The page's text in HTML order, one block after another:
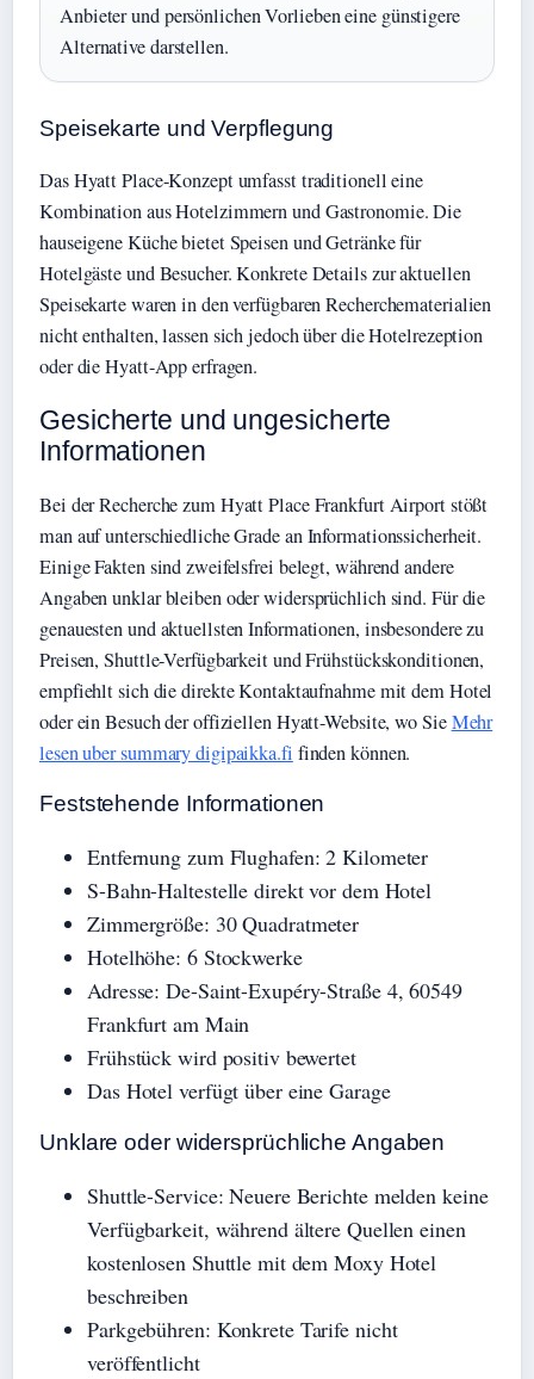
Anbieter und persönlichen Vorlieben eine günstigere
Alternative darstellen.
Speisekarte und Verpflegung
Das Hyatt Place-Konzept umfasst traditionell eine
Kombination aus Hotelzimmern und Gastronomie. Die
hauseigene Küche bietet Speisen und Getränke für
Hotelgäste und Besucher. Konkrete Details zur aktuellen
Speisekarte waren in den verfügbaren Recherchematerialien
nicht enthalten, lassen sich jedoch über die Hotelrezeption
oder die Hyatt-App erfragen.
Gesicherte und ungesicherte
Informationen
Bei der Recherche zum Hyatt Place Frankfurt Airport stößt
man auf unterschiedliche Grade an Informationssicherheit.
Einige Fakten sind zweifelsfrei belegt, während andere
Angaben unklar bleiben oder widersprüchlich sind. Für die
genauesten und aktuellsten Informationen, insbesondere zu
Preisen, Shuttle-Verfügbarkeit und Frühstückskonditionen,
empfiehlt sich die direkte Kontaktaufnahme mit dem Hotel
oder ein Besuch der offiziellen Hyatt-Website, wo SieMehr
lesen uber summary digipaikka.fi finden können.
Feststehende Informationen
Entfernung zum Flughafen: 2 Kilometer
S-Bahn-Haltestelle direkt vor dem Hotel
Zimmergröße: 30 Quadratmeter
Hotelhöhe: 6 Stockwerke
Adresse: De-Saint-Exupéry-Straße 4, 60549
Frankfurt am Main
Frühstück wird positiv bewertet
Das Hotel verfügt über eine Garage
Unklare oder widersprüchliche Angaben
Shuttle-Service: Neuere Berichte melden keine
Verfügbarkeit, während ältere Quellen einen
kostenlosen Shuttle mit dem Moxy Hotel
beschreiben
Parkgebühren: Konkrete Tarife nicht
veröffentlicht